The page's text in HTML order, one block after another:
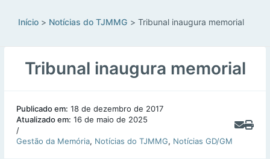
Início Notícias do TJMMG Tribunal inaugura memorial
Tribunal inaugura memorial
Publicado em: 18 de dezembro de 2017
Atualizado em: 16 de maio de 2025
/
Gestão da Memória, Notícias do TJMMG, Notícias GD/GM